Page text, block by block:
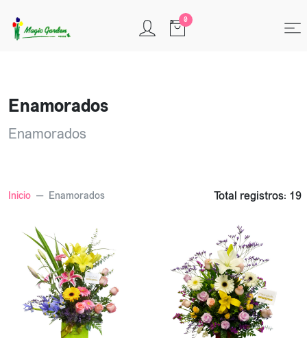
0
Enamorados
Enamorados
Inicio Enamorados Total registros: 19